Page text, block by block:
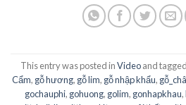
This entry was posted inVideoand tagged
Cẩm, gỗ hương, gỗ lim, gỗ nhập khẩu,
gochauphi, gohuong, golim, gonhapkhau,